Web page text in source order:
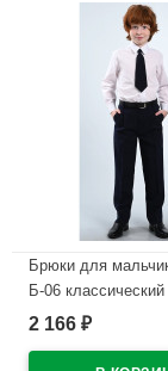
Брюки для
Б-06
размер 30/122-48/
2 166 ₽